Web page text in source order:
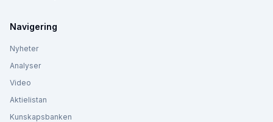
Navigering
Nyheter
Analyser
Video
Aktielistan
Kunskapsbanken